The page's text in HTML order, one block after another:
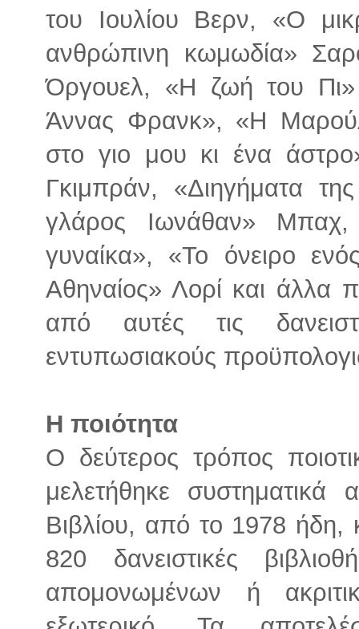
του Ιουλίου Βερν, «Ο
ανθρώπινη κωμωδία»
Όργουελ, «Η ζωή του Πι»
Άννας Φρανκ», «Η
στο γιο μου κι ένα
Γκιμπράν, «Διηγήματα
γλάρος Ιωνάθαν»
γυναίκα», «Το όνειρο
Αθηναίος» Λορί και άλλα
από αυτές τις
εντυπωσιακούς
Η ποιότητα
Ο δεύτερος τρόπος
μελετήθηκε
Βιβλίου, από το 1978 ήδη,
820 δανειστικές
απομονωμένων ή